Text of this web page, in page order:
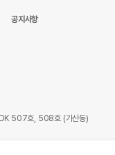
공지사항
DK 507호, 508호 (가산동)